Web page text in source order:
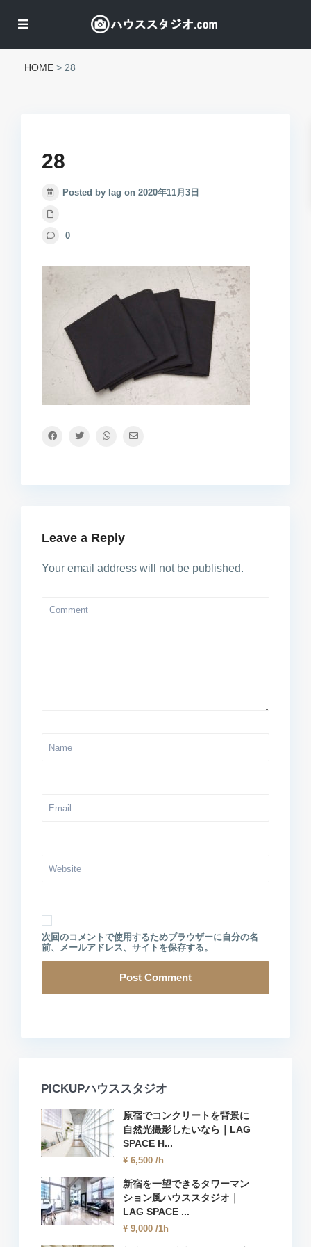
HOME > 28
28
Posted by lag on 2020年11月3日
0
Leave a Reply
Your email address will not be published.
次回のコメントで使用するためブラウザーに自分の名
前、メールアドレス、サイトを保存する。
PICKUPハウススタジオ
原宿でコンクリートを背景に
自然光撮影したいなら｜LAG
SPACE H...
¥ 6,500 /h
新宿を一望できるタワーマン
ション風ハウススタジオ｜
LAG SPACE ...
¥ 9,000 /1h